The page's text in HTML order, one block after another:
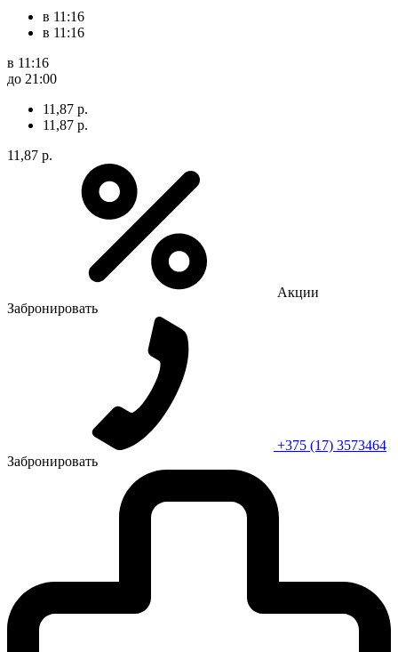
в 11:16
в 11:16
в 11:16
до 21:00
11,87 р.
11,87 р.
11,87 р.
Акции
Забронировать
+375 (17) 3573464
Забронировать